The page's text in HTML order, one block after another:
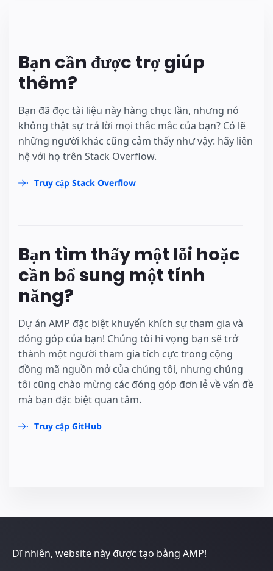
Bạn cần được trợ giúp
thêm?
Bạn đã đọc tài liệu này hàng chục lần, nhưng nó
không thật sự trả lời mọi thắc mắc của bạn? Có lẽ
những người khác cũng cảm thấy như vậy: hãy liên
hệ với họ trên Stack Overflow.
Truy cập Stack Overflow
Bạn tìm thấy một lỗi hoặc
cần bổ sung một tính
năng?
Dự án AMP đặc biệt khuyến khích sự tham gia và
đóng góp của bạn! Chúng tôi hi vọng bạn sẽ trở
thành một người tham gia tích cực trong cộng
đồng mã nguồn mở của chúng tôi, nhưng chúng
tôi cũng chào mừng các đóng góp đơn lẻ về vấn đề
mà bạn đặc biệt quan tâm.
Truy cập GitHub
Dĩ nhiên, website này được tạo bằng AMP!